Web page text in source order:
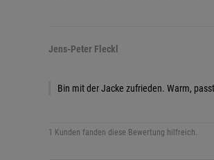
Jens-Peter Fleckl
Bin mit der Jacke zufrieden. Warm,
1 Kunden fanden diese Bewertung hilfreich.